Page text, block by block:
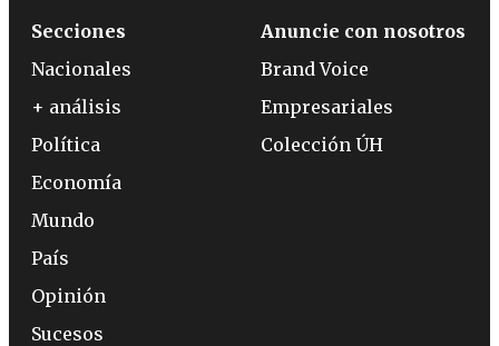
Secciones
Nacionales
+ análisis
Política
Economía
Mundo
País
Opinión
Sucesos
Anuncie con nosotros
Brand Voice
Empresariales
Colección ÚH